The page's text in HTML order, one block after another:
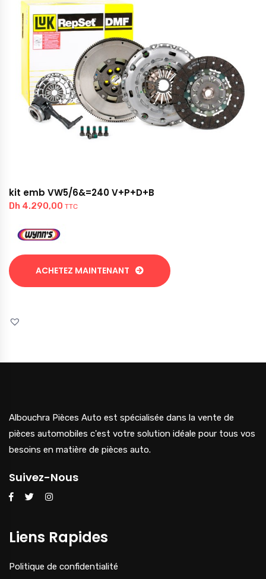
kit emb VW5/6&=240 V+P+D+B
Dh 4.290,00 TTC
ACHETEZ MAINTENANT
Albouchra Pièces Auto est spécialisée dans la vente de
pièces automobiles c'est votre solution idéale pour tous vos
besoins en matière de pièces auto.
Suivez-Nous
Liens Rapides
Politique de confidentialité